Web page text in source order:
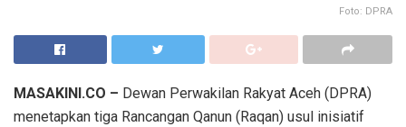
Foto: DPRA
MASAKINI.CO – Dewan Perwakilan Rakyat Aceh (DPRA)
menetapkan tiga Rancangan Qanun (Raqan) usul inisiatif